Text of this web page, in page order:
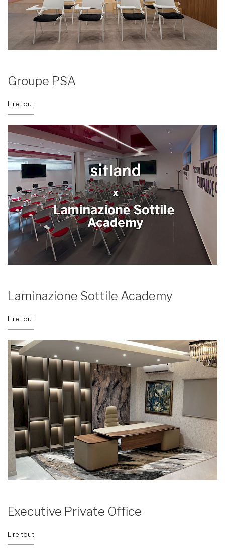
Groupe PSA
Lire tout
Laminazione Sottile Academy
Lire tout
Executive Private Office
Lire tout